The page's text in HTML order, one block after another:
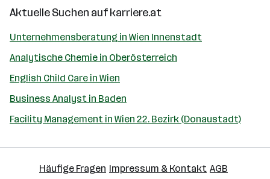
Aktuelle Suchen aufkarriere.at
Unternehmensberatung in Wien Innenstadt
Analytische Chemie in Oberösterreich
English Child Care in Wien
Business Analyst in Baden
Facility Management in Wien 22. Bezirk (Donaustadt)
Häufige Fragen Impressum & Kontakt AGB